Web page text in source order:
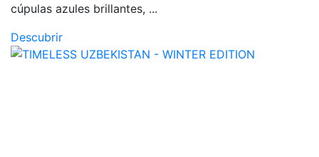
cúpulas azules brillantes, ...
Descubrir